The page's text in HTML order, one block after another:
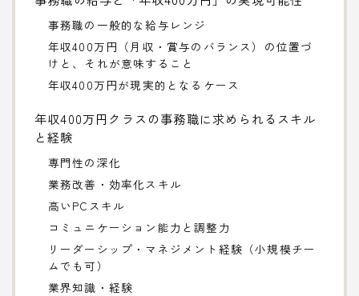
事務職の一般的な給与レンジ
年収400万円（月収・賞与のバランス）の位置づ
けと、それが意味すること
年収400万円が現実的となるケース
年収400万円クラスの事務職に求められるスキル
と経験
専門性の深化
業務改善・効率化スキル
高いPCスキル
コミュニケーション能力と調整力
リーダーシップ・マネジメント経験（小規模チー
ムでも可）
業界知識・経験